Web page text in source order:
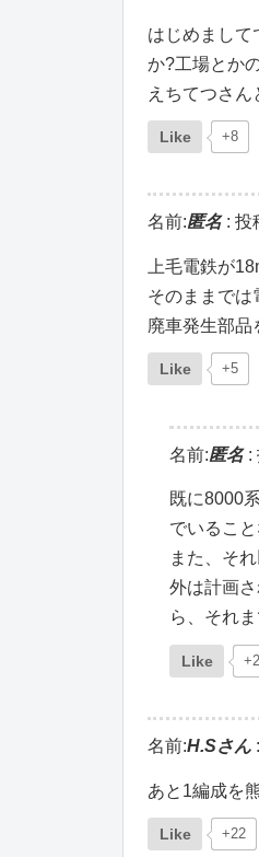
はじめまして
か?工場とか
えちてつさん
Like +8
名前:匿名: 投
上毛電鉄が
そのままでは
廃車発生部
Like +5
名前:匿名:
既に8000
でいるこ
また、そ
外は計画
ら、それ
Like
名前:H.Sさん :
あと1編成を
Like +22